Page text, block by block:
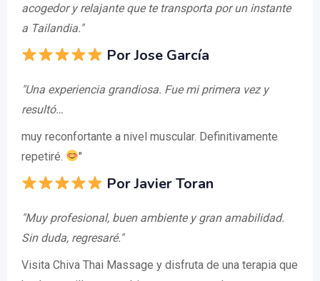
acogedor y relajante que te transporta por un instante
a Tailandia."
Por Jose García
"Una experiencia grandiosa. Fue mi primera vez y
resultó…
muy reconfortante a nivel muscular. Definitivamente
repetiré.
"
Por Javier Toran
"Muy profesional, buen ambiente y gran amabilidad.
Sin duda, regresaré."
Visita Chiva Thai Massage y disfruta de una terapia que